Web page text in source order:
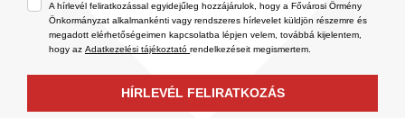
A hírlevél feliratkozással egyidejűleg hozzájárulok, hogy a Fővárosi Örmény
Önkormányzat alkalmankénti vagy rendszeres hírlevelet küldjön részemre és
megadott elérhetőségeimen kapcsolatba lépjen velem, továbbá kijelentem,
hogy az Adatkezelési tájékoztató rendelkezéseit megismertem.
HÍRLEVÉL FELIRATKOZÁS